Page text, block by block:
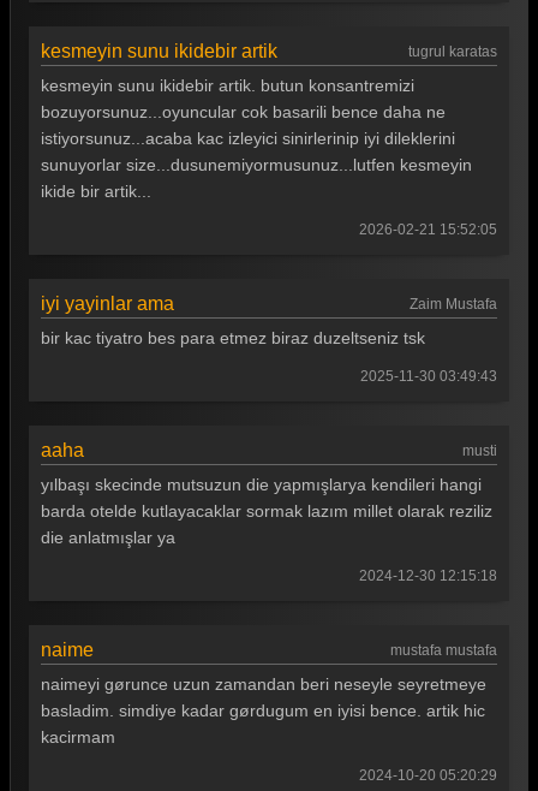
kesmeyin sunu ikidebir artik tugrul karatas
kesmeyin sunu ikidebir artik. butun konsantremizi
bozuyorsunuz...oyuncular cok basarili bence daha ne
istiyorsunuz...acaba kac izleyici sinirlerinip iyi dileklerini
sunuyorlar size...dusunemiyormusunuz...lutfen kesmeyin
ikide bir artik...
2026-02-21 15:52:05
iyi yayinlar ama Zaim Mustafa
bir kac tiyatro bes para etmez biraz duzeltseniz tsk
2025-11-30 03:49:43
aaha musti
yılbaşı skecinde mutsuzun die yapmışlarya kendileri hangi
barda otelde kutlayacaklar sormak lazım millet olarak reziliz
die anlatmışlar ya
2024-12-30 12:15:18
naime mustafa mustafa
naimeyi gørunce uzun zamandan beri neseyle seyretmeye
basladim. simdiye kadar gørdugum en iyisi bence. artik hic
kacirmam
2024-10-20 05:20:29